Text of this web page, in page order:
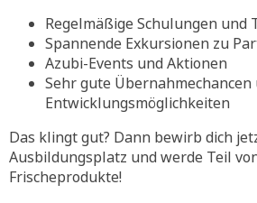
Regelmäßige Schulungen und
Spannende Exkursionen zu
Azubi-Events und Aktionen
Sehr gute Übernahmechancen
Entwicklungsmöglichkeiten
Das klingt gut? Dann bewirb dich
Ausbildungsplatz und werde Teil
Frischeprodukte!